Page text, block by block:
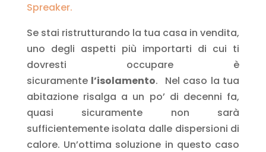
Spreaker.
Se stai ristrutturando la tua casa in vendita,
uno degli aspetti più importarti di cui ti
dovresti occupare è
sicuramente l’isolamento.
Nel caso la tua
abitazione risalga a un po’ di decenni fa,
quasi sicuramente non sarà
sufficientemente isolata dalle dispersioni di
calore. Un’ottima soluzione in questo caso